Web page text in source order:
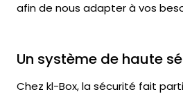
afin de nous adapter à vos
Un système de haute
Chez kl-Box, la sécurité fait